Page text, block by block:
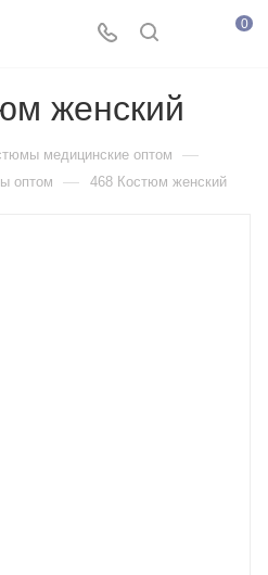
0
женский
медицинские оптом —
оптом — 468 Костюм женский